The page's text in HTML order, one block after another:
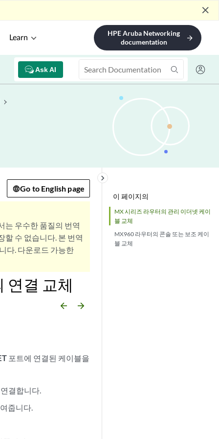
close
Learn
HPE Aruba Networking
documentation
arrow_forward
Ask AI
이 페이지의
MX 시리즈 라우터의 관리 이더넷 케이
블 교체
MX960 라우터의 콘솔 또는 보조 케이
블 교체
keyboard_arrow_right
Go to English page
는 우수한 품질의 번역
할 수 없습니다. 본 번역
다. 다운로드 가능한
연결 교체
arrow_backward arrow_forward
포트에 연결된 케이블을
결합니다.
줍니다.